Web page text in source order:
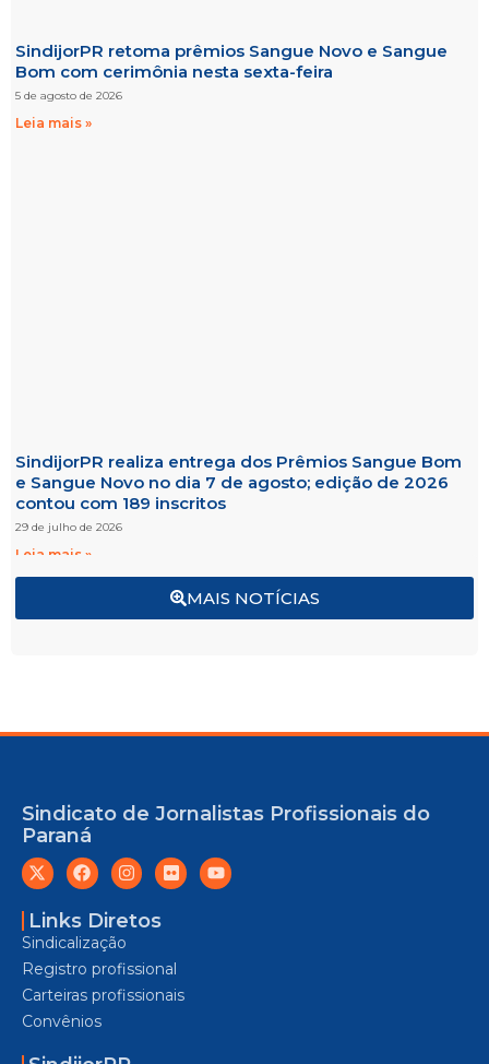
MAIS NOTÍCIAS
SindijorPR retoma prêmios Sangue Novo e Sangue
Bom com cerimônia nesta sexta-feira
5 de agosto de 2026
Leia mais »
SindijorPR realiza entrega dos Prêmios Sangue Bom
e Sangue Novo no dia 7 de agosto; edição de 2026
contou com 189 inscritos
29 de julho de 2026
Leia mais »
Sindicato de Jornalistas Profissionais do
Paraná
Links Diretos
Sindicalização
Registro profissional
Carteiras profissionais
Convênios